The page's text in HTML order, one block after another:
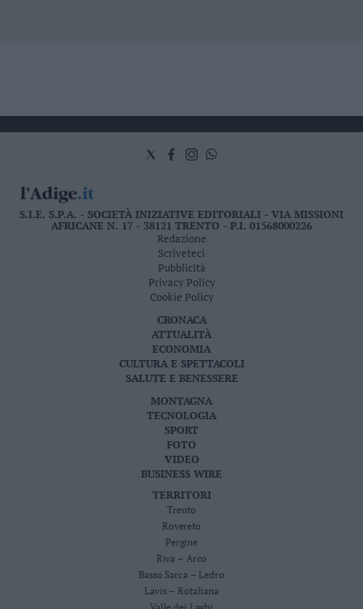
S.I.E. S.P.A. - SOCIETÀ INIZIATIVE EDITORIALI - VIA MISSIONI
AFRICANE N. 17 - 38121 TRENTO - P.I. 01568000226
Redazione
Scriveteci
Pubblicità
Privacy Policy
Cookie Policy
CRONACA
ATTUALITÀ
ECONOMIA
CULTURA E SPETTACOLI
SALUTE E BENESSERE
MONTAGNA
TECNOLOGIA
SPORT
FOTO
VIDEO
BUSINESS WIRE
TERRITORI
Trento
Rovereto
Pergine
Riva – Arco
Basso Sarca – Ledro
Lavis – Rotaliana